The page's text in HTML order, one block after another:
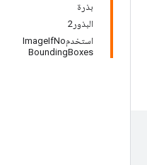
بذرة
البذور2
استخدمImageIfNo
BoundingBoxes